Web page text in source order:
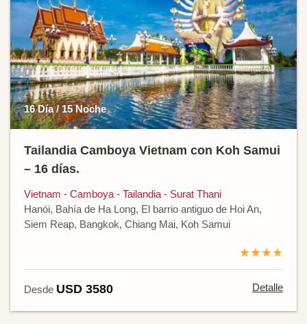
16 Día / 15 Noche
Tailandia Camboya Vietnam con Koh Samui
– 16 días.
Vietnam - Camboya - Tailandia - Surat Thani
Hanói, Bahía de Ha Long, El barrio antiguo de Hoi An,
Siem Reap, Bangkok, Chiang Mai, Koh Samui
★★★★
Desde USD 3580 Detalle